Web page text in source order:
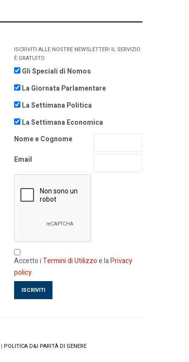
ISCRIVITI ALLE NOSTRE NEWSLETTER! IL SERVIZIO
È GRATUITO
Gli Speciali di Nomos
La Giornata Parlamentare
La Settimana Politica
La Settimana Economica
Nome e Cognome
Email
Accetto iTermini di Utilizzoe laPrivacy
policy
| POLITICA D&I PARITÀ DI GENERE